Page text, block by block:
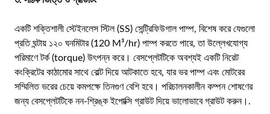
একটি শক্তিশালী স্টেইনলেস স্টিল (SS) সেন্ট্রিফিউগাল পাম্প, বিশেষ করে যেগুলো
প্রতি ঘন্টায় ১২০ ঘনমিটার (120 M³/hr) পাম্প করতে পারে, তা উল্লেখযোগ্য
পরিমাণে টর্ক (torque) উৎপন্ন করে। বেসপ্লেটটিকে অবশ্যই একটি নিরেট
কংক্রিটের কাঠামোর সাথে বোল্ট দিয়ে আটকাতে হবে, যার ভর পাম্প এবং মোটরের
সম্মিলিত ভরের চেয়ে কমপক্ষে তিনগুণ বেশি হবে। পরিচালনকালীন কম্পন শোষণের
জন্য বেসপ্লেটটিকে নন-শ্রিঙ্ক ইপোক্সি গ্রাউট দিয়ে ভালোভাবে গ্রাউট করুন।.